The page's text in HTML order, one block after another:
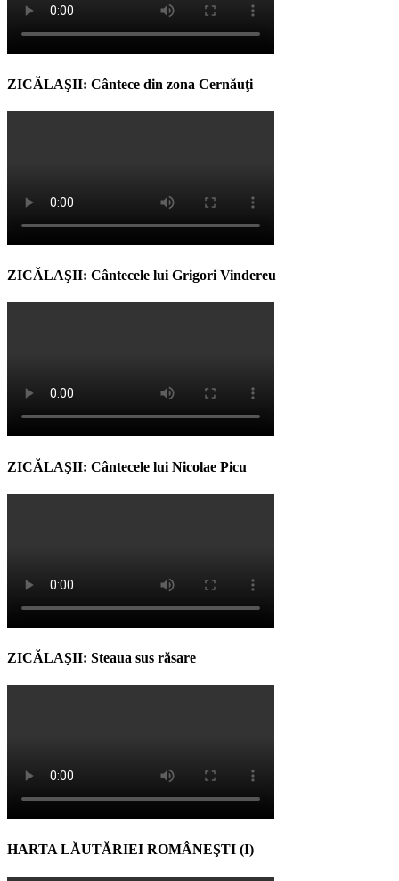
ZICĂLAŞII: Cântece din zona Cernăuţi
ZICĂLAŞII: Cântecele lui Grigori Vindereu
ZICĂLAŞII: Cântecele lui Nicolae Picu
ZICĂLAŞII: Steaua sus răsare
HARTA LĂUTĂRIEI ROMÂNEŞTI (I)